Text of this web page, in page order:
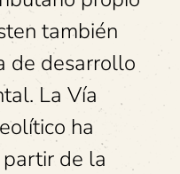
también
de desarrollo
La Vía
ha
de la